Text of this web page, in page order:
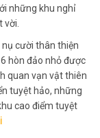
những khu nghỉ
vời.
cười thân thiện
hòn đảo nhỏ được
quan vạn vật thiên
tuyệt hảo, những
cao điểm tuyệt